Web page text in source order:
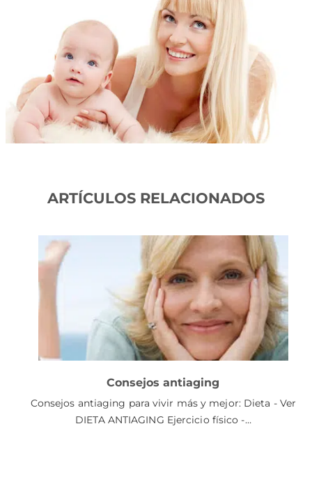
ARTÍCULOS RELACIONADOS
Consejos antiaging
Consejos antiaging para vivir más y mejor: Dieta - Ver
DIETA ANTIAGING Ejercicio físico -…